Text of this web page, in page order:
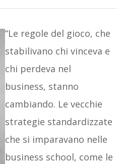
“Le regole del gioco, che
stabilivano chi vinceva e
chi perdeva nel
business, stanno
cambiando. Le vecchie
strategie standardizzate
che si imparavano nelle
business school, come le